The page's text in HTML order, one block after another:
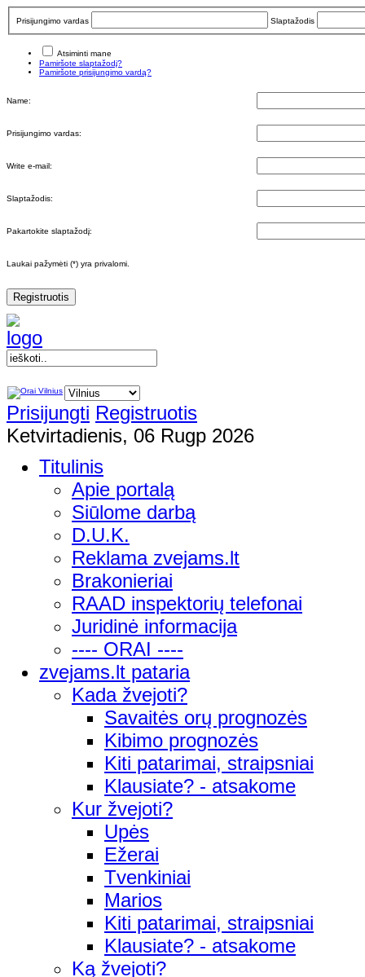
Prisijungimo vardas Slaptažodis
Atsiminti mane
Pamiršote slaptažodį?
Pamiršote prisijungimo vardą?
Name:
Prisijungimo vardas:
Write e-mail:
Slaptažodis:
Pakartokite slaptažodį:
Laukai pažymėti (*) yra privalomi.
Registruotis
Prisijungti Registruotis
Ketvirtadienis, 06 Rugp 2026
Titulinis
Apie portalą
Siūlome darbą
D.U.K.
Reklama zvejams.lt
Brakonieriai
RAAD inspektorių telefonai
Juridinė informacija
---- ORAI ----
zvejams.lt pataria
Kada žvejoti?
Savaitės orų prognozės
Kibimo prognozės
Kiti patarimai, straipsniai
Klausiate? - atsakome
Kur žvejoti?
Upės
Ežerai
Tvenkiniai
Marios
Kiti patarimai, straipsniai
Klausiate? - atsakome
Ką žvejoti?